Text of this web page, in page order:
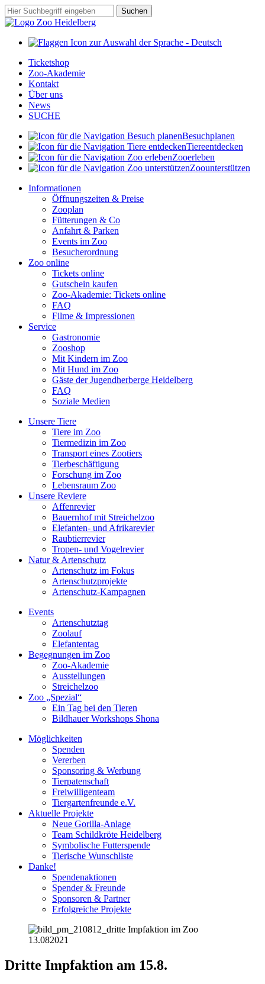
Zum
Hauptinhalt
springen
Suchbegriff Suchen
Ticketshop
Zoo-Akademie
Kontakt
Über uns
News
SUCHE
Besuchplanen
Tiereentdecken
Zooerleben
Zoounterstützen
Informationen
Öffnungszeiten & Preise
Zooplan
Fütterungen & Co
Anfahrt & Parken
Events im Zoo
Besucherordnung
Zoo online
Tickets online
Gutschein kaufen
Zoo-Akademie: Tickets online
FAQ
Filme & Impressionen
Service
Gastronomie
Zooshop
Mit Kindern im Zoo
Mit Hund im Zoo
Gäste der Jugendherberge Heidelberg
FAQ
Soziale Medien
Unsere Tiere
Tiere im Zoo
Tiermedizin im Zoo
Transport eines Zootiers
Tierbeschäftigung
Forschung im Zoo
Lebensraum Zoo
Unsere Reviere
Affenrevier
Bauernhof mit Streichelzoo
Elefanten- und Afrikarevier
Raubtierrevier
Tropen- und Vogelrevier
Natur & Artenschutz
Artenschutz im Fokus
Artenschutzprojekte
Artenschutz-Kampagnen
Events
Artenschutztag
Zoolauf
Elefantentag
Begegnungen im Zoo
Zoo-Akademie
Ausstellungen
Streichelzoo
Zoo „Spezial“
Ein Tag bei den Tieren
Bildhauer Workshops Shona
Möglichkeiten
Spenden
Vererben
Sponsoring & Werbung
Tierpatenschaft
Freiwilligenteam
Tiergartenfreunde e.V.
Aktuelle Projekte
Neue Gorilla-Anlage
Team Schildkröte Heidelberg
Symbolische Futterspende
Tierische Wunschliste
Danke!
Spendenaktionen
Spender & Freunde
Sponsoren & Partner
Erfolgreiche Projekte
13.082021
Dritte Impfaktion am 15.8.